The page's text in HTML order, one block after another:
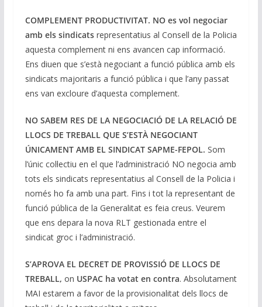
COMPLEMENT PRODUCTIVITAT. NO es vol negociar
amb els sindicatsrepresentatius al Consell de la Policia
aquesta complement ni ens avancen cap informació.
Ens diuen que s’està negociant a funció pública amb els
sindicats majoritaris a funció pública i que l’any passat
ens van excloure d’aquesta complement.
NO SABEM RES DE LA NEGOCIACIÓ DE LA RELACIÓ DE
LLOCS DE TREBALL QUE S’ESTÀ NEGOCIANT
ÚNICAMENT AMB EL SINDICAT SAPME-FEPOL. Som
l’únic col·lectiu en el que l’administració NO negocia amb
tots els sindicats representatius al Consell de la Policia i
només ho fa amb una part. Fins i tot la representant de
funció pública de la Generalitat es feia creus. Veurem
que ens depara la nova RLT gestionada entre el
sindicat groc i l’administració.
S’APROVA EL DECRET DE PROVISSIÓ DE LLOCS DE
TREBALL, on USPAC ha votat en contra. Absolutament
MAI estarem a favor de la provisionalitat dels llocs de